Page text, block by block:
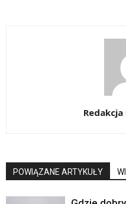
POWIĄZANE ARTYKUŁY